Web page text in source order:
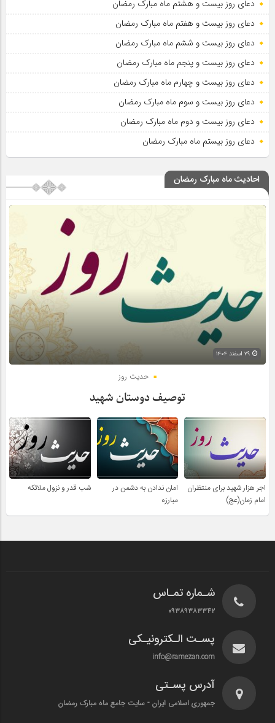
دعای روز بیست و هشتم ماه مبارک رمضان
دعای روز بیست و هفتم ماه مبارک رمضان
دعای روز بیست و ششم ماه مبارک رمضان
دعای روز بیست و پنجم ماه مبارک رمضان
دعای روز بیست و چهارم ماه مبارک رمضان
دعای روز بیست و سوم ماه مبارک رمضان
دعای روز بیست و دوم ماه مبارک رمضان
دعای روز بیستم ماه مبارک رمضان
احادیث ماه مبارک رمضان
حدیث روز
توصیف دوستان شهید
اجر هزار شهید برای منتظران
امام زمان(عج)
امان ندادن به دشمن در
مبارزه
شب قدر و نزول ملائکه
شـماره تمـاس
۰۹۳۸۹۳۸۳۳۴۲
پسـت الـکترونیـکی
info@ramezan.com
آدرس پسـتی
جمهوری اسلامی ایران - سایت جامع ماه مبارک رمضان